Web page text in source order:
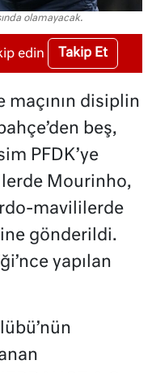
olamayacak.
edin Takip Et
maçının disiplin
beş,
PFDK’ye
Mourinho,
mavililerde
gönderildi.
yapılan